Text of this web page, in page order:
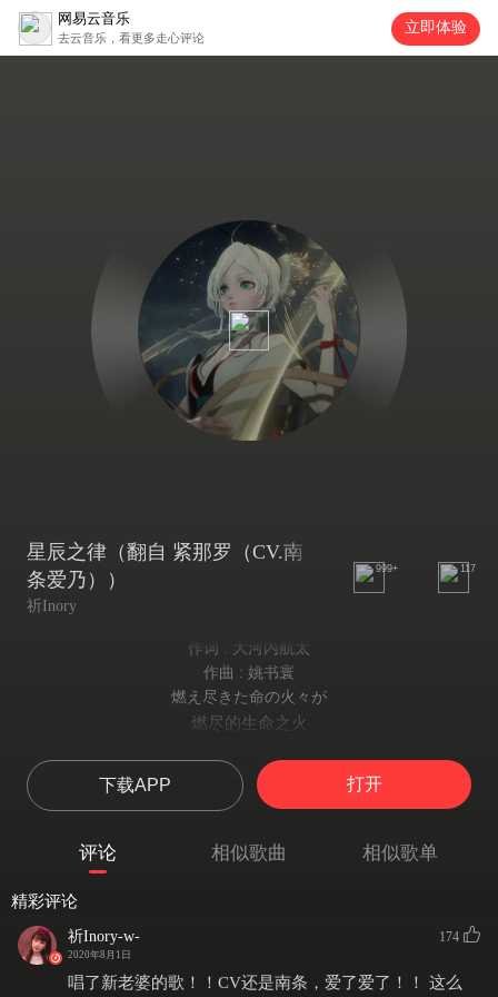
网易云音乐
去云音乐，看更多走心评论
立即体验
星辰之律（翻自 紧那罗（CV.南
条爱乃））
祈Inory
999+ 117
作词 : 大河内航太
作曲 : 姚书寰
燃え尽きた命の火々が
燃尽的生命之火
向着黑暗夜空升腾而去
夜の果てを追い求め
追逐夜的尽头
向迷途灯火献上祈愿
流星よ あぁ…星の群れに音を乗せ
下载APP 打开
评论 相似歌曲 相似歌单
精彩评论
祈Inory-w-
2020年8月1日
174
唱了新老婆的歌！！CV还是南条，爱了爱了！！ 这么